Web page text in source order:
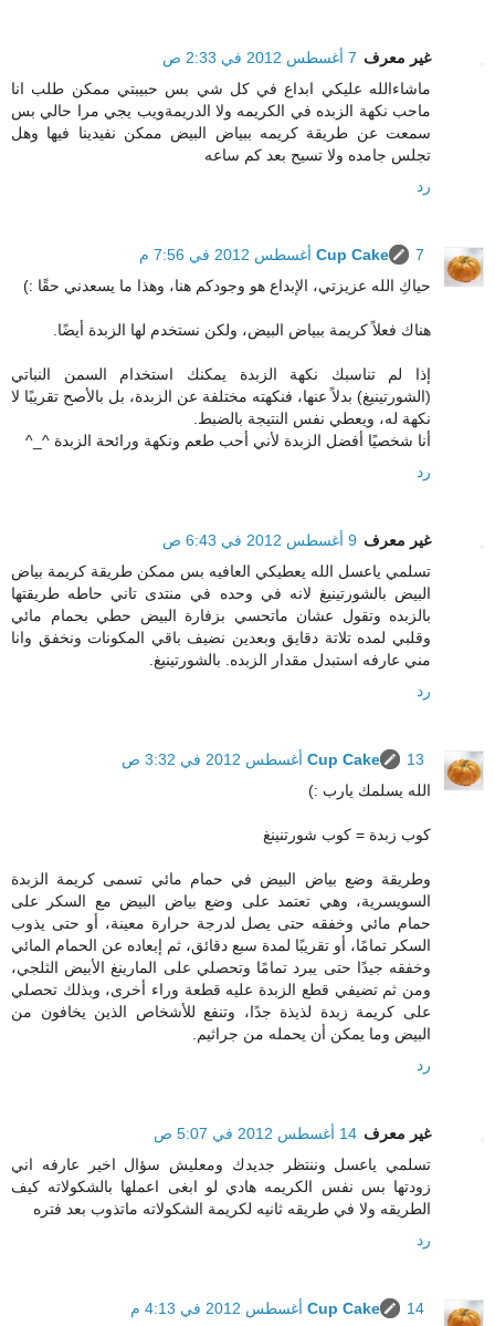
غير معرف 7 أغسطس 2012 في 2:33 ص
ماشاءالله عليكي ابداع في كل شي بس حبيبتي ممكن طلب انا
ماحب نكهة الزبده في الكريمه ولا الدريمةويب يجي مرا حالي بس
سمعت عن طريقة كريمه ببياض البيض ممكن نفيدينا فيها وهل
تجلس جامده ولا تسيح بعد كم ساعه
رد
Cup Cake
7 أغسطس 2012 في 7:56 م
حياكِ الله عزيزتي، الإبداع هو وجودكم هنا، وهذا ما يسعدني حقًا :)
هناك فعلاً كريمة ببياض البيض، ولكن نستخدم لها الزبدة أيضًا.
إذا لم تناسبك نكهة الزبدة يمكنك استخدام السمن النباتي
(الشورتينيغ) بدلاً عنها، فنكهته مختلفة عن الزبدة، بل بالأصح تقريبًا لا
نكهة له، ويعطي نفس النتيجة بالضبط.
أنا شخصيًا أفضل الزبدة لأني أحب طعم ونكهة ورائحة الزبدة ^_^
رد
غير معرف 9 أغسطس 2012 في 6:43 ص
تسلمي ياعسل الله يعطيكي العافيه بس ممكن طريقة كريمة بياض
البيض بالشورتينيغ لانه في وحده في منتدى تاني حاطه طريقتها
بالزبده وتقول عشان ماتحسي بزفارة البيض حطي بحمام مائي
وقلبي لمده تلاتة دقايق وبعدين نضيف باقي المكونات ونخفق وانا
مني عارفه استبدل مقدار الزبده. بالشورتينيغ.
رد
Cup Cake
13 أغسطس 2012 في 3:32 ص
الله يسلمك يارب :)
كوب زبدة = كوب شورتنينغ
وطريقة وضع بياض البيض في حمام مائي تسمى كريمة الزبدة
السويسرية، وهي تعتمد على وضع بياض البيض مع السكر على
حمام مائي وخفقه حتى يصل لدرجة حرارة معينة، أو حتى يذوب
السكر تمامًا، أو تقريبًا لمدة سبع دقائق، ثم إبعاده عن الحمام المائي
وخفقه جيدًا حتى يبرد تمامًا وتحصلي على المارينغ الأبيض الثلجي،
ومن ثم تضيفي قطع الزبدة عليه قطعة وراء أخرى، وبذلك تحصلي
على كريمة زبدة لذيذة جدًا، وتنفع للأشخاص الذين يخافون من
البيض وما يمكن أن يحمله من جراثيم.
رد
غير معرف 14 أغسطس 2012 في 5:07 ص
تسلمي ياعسل وننتظر جديدك ومعليش سؤال اخير عارفه اني
زودتها بس نفس الكريمه هادي لو ابغى اعملها بالشكولاته كيف
الطريقه ولا في طريقه ثانيه لكريمة الشكولاته ماتذوب بعد فتره
رد
Cup Cake
14 أغسطس 2012 في 4:13 م